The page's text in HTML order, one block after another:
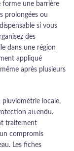
forme une barrière
prolongées ou
si vous
des
dans une région
appliqué
après plusieurs
pluviométrie locale,
attendu.
traitement
compromis
Les fiches